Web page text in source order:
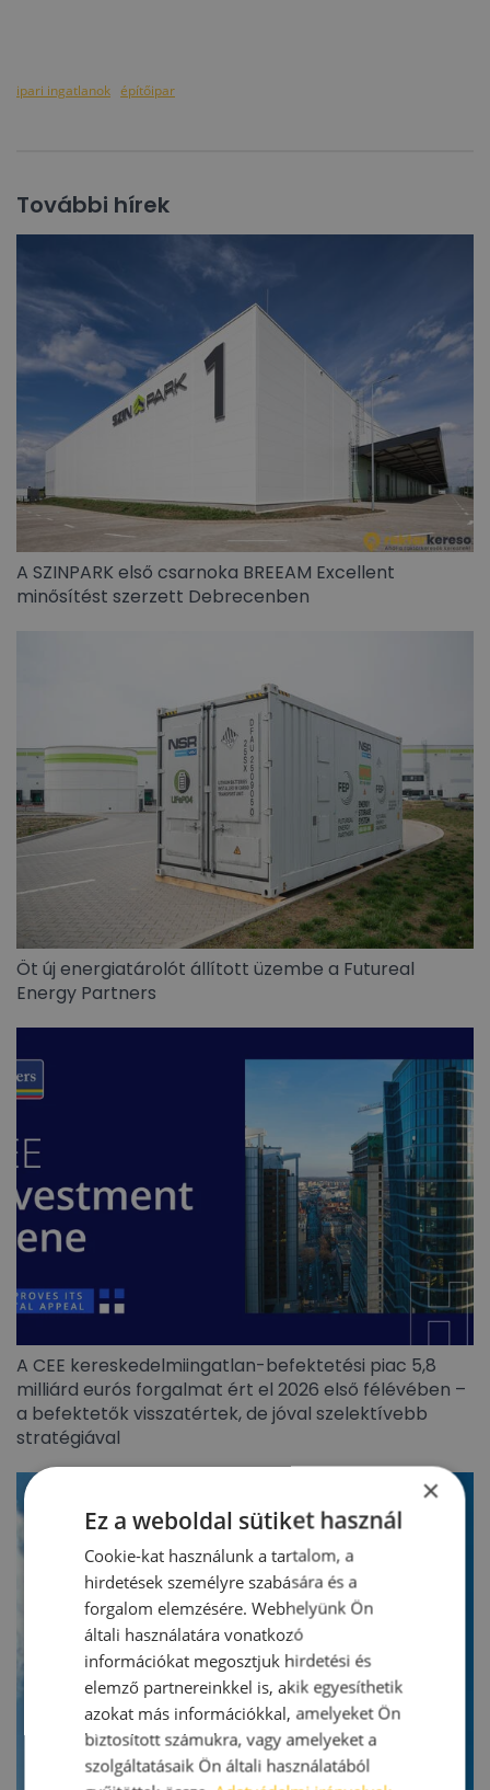
ipari ingatlanok építőipar
További hírek
A SZINPARK első csarnoka BREEAM Excellent
minősítést szerzett Debrecenben
Öt új energiatárolót állított üzembe a Futureal
Energy Partners
A CEE kereskedelmiingatlan-befektetési piac 5,8
milliárd eurós forgalmat ért el 2026 első félévében –
a befektetők visszatértek, de jóval szelektívebb
stratégiával
×
Ez a weboldal sütiket használ
Cookie-kat használunk a tartalom, a
hirdetések személyre szabására és a
forgalom elemzésére. Webhelyünk Ön
általi használatára vonatkozó
információkat megosztjuk hirdetési és
elemző partnereinkkel is, akik egyesíthetik
azokat más információkkal, amelyeket Ön
biztosított számukra, vagy amelyeket a
szolgáltatásaik Ön általi használatából